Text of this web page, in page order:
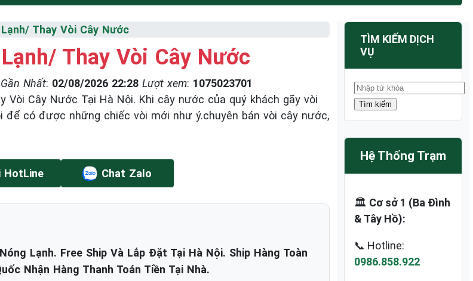
Thay Vòi Cây Nước
Thay Vòi Cây Nước
Nhất: 02/08/2026 22:28 Lượt xem: 1075023701
Vòi Cây Nước Tại Hà Nội. Khi cây nước của quý khách gãy vòi
để có được những chiếc vòi mới như ý.chuyên bán vòi cây nước,
HotLine Chat Zalo
Lạnh. Free Ship Và Lắp Đặt Tại Hà Nội. Ship Hàng Toàn
Nhận Hàng Thanh Toán Tiền Tại Nhà.
TÌM KIẾM DỊCH
VỤ
Hệ Thống Trạm
🏛️ Cơ sở 1 (Ba Đình
& Tây Hồ):
📞 Hotline:
0986.858.922